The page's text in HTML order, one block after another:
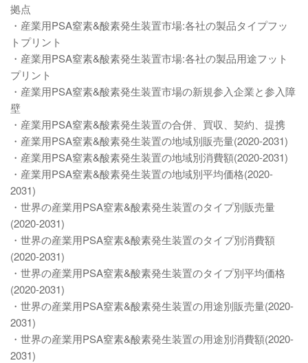
拠点
・産業用PSA窒素&酸素発生装置市場:各社の製品タイプフッ
トプリント
・産業用PSA窒素&酸素発生装置市場:各社の製品用途フット
プリント
・産業用PSA窒素&酸素発生装置市場の新規参入企業と参入障
壁
・産業用PSA窒素&酸素発生装置の合併、買収、契約、提携
・産業用PSA窒素&酸素発生装置の地域別販売量(2020-2031)
・産業用PSA窒素&酸素発生装置の地域別消費額(2020-2031)
・産業用PSA窒素&酸素発生装置の地域別平均価格(2020-
2031)
・世界の産業用PSA窒素&酸素発生装置のタイプ別販売量
(2020-2031)
・世界の産業用PSA窒素&酸素発生装置のタイプ別消費額
(2020-2031)
・世界の産業用PSA窒素&酸素発生装置のタイプ別平均価格
(2020-2031)
・世界の産業用PSA窒素&酸素発生装置の用途別販売量(2020-
2031)
・世界の産業用PSA窒素&酸素発生装置の用途別消費額(2020-
2031)